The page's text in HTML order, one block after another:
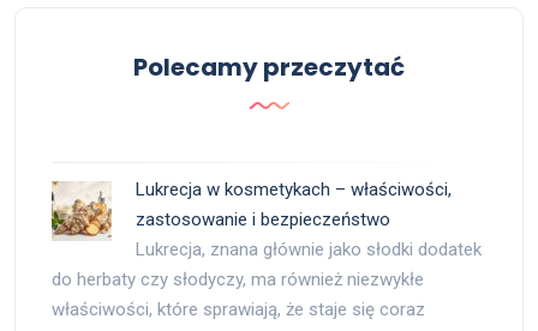
Polecamy przeczytać
Lukrecja w kosmetykach – właściwości,
zastosowanie i bezpieczeństwo
Lukrecja, znana głównie jako słodki dodatek
do herbaty czy słodyczy, ma również niezwykłe
właściwości, które sprawiają, że staje się coraz